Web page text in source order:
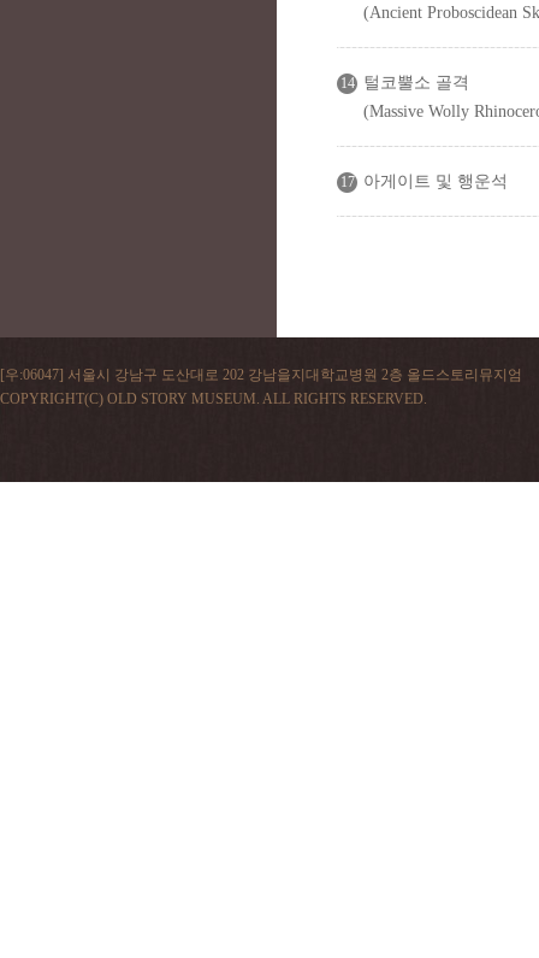
(Ancient Proboscidean
14
털코뿔소 골격
(Massive Wolly
17 아게이트 및 행운석
[우:06047] 서울시 강남구 도산대로 202 강남을지대학교병원 2층 올드스토리뮤지엄
COPYRIGHT(C) OLD STORY MUSEUM. ALL RIGHTS RESERVED.